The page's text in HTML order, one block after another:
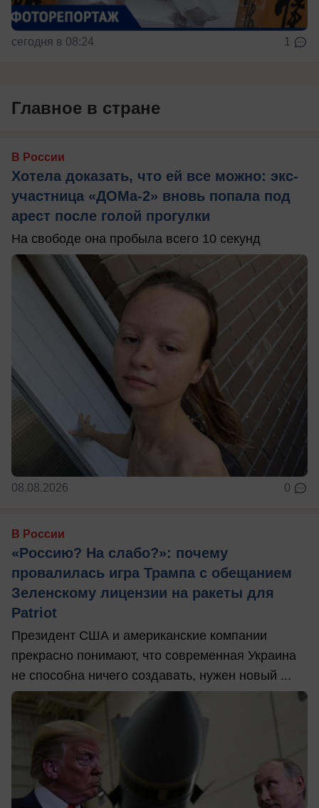
сегодня в 08:24 1
Главное в стране
В России
Хотела доказать, что ей все можно: экс-
участница «ДОМа-2» вновь попала под
арест после голой прогулки
На свободе она пробыла всего 10 секунд
08.08.2026 0
В России
«Россию? На слабо?»: почему
провалилась игра Трампа с обещанием
Зеленскому лицензии на ракеты для
Patriot
Президент США и американские компании
прекрасно понимают, что современная Украина
не способна ничего создавать, нужен новый ...